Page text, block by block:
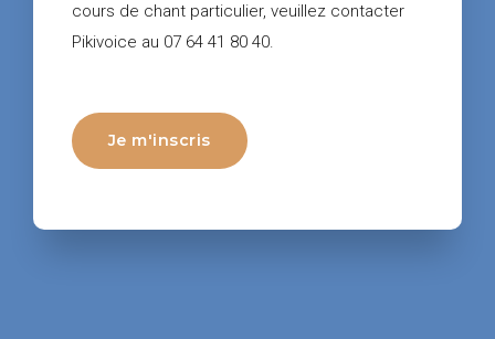
cours de chant particulier, veuillez contacter
Pikivoice au 07 64 41 80 40.
Je m'inscris